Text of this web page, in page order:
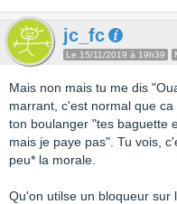
jc_fc
Le 15/11/2019 à 19h39
Mais non mais tu me dis
marrant, c'est normal que
ton boulanger "tes baguette
mais je paye pas". Tu vois,
peu* la morale.
Qu'on utilse un bloqueur sur